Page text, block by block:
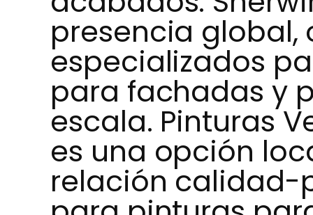
presencia
especializados
para fachadas y
escala. Pinturas
es una opción
relación calidad-